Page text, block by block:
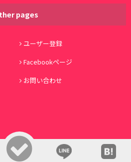
pages
ユーザー登録
Facebookページ
お問い合わせ
Rights Reserved. 運営: 株式会社ワノコト